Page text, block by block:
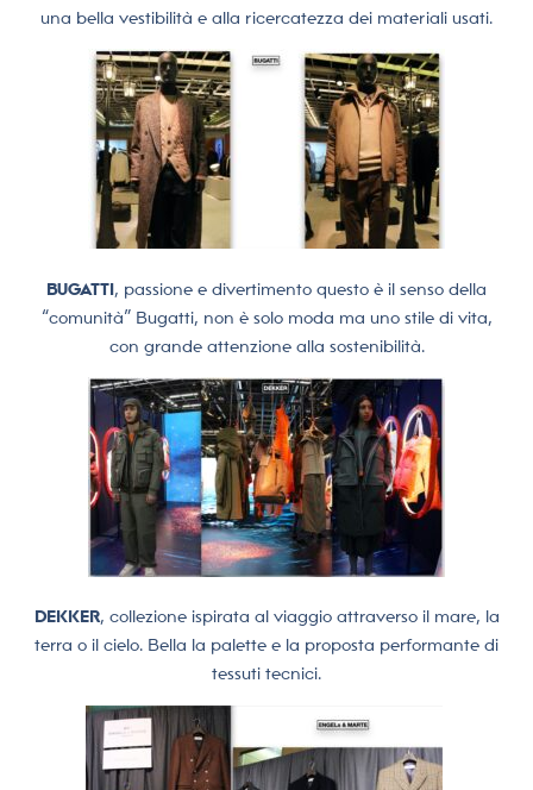
una bella vestibilità e alla ricercatezza dei materiali usati.
BUGATTI, passione e divertimento questo è il senso della
“comunità” Bugatti, non è solo moda ma uno stile di vita,
con grande attenzione alla sostenibilità.
DEKKER, collezione ispirata al viaggio attraverso il mare, la
terra o il cielo. Bella la palette e la proposta performante di
tessuti tecnici.